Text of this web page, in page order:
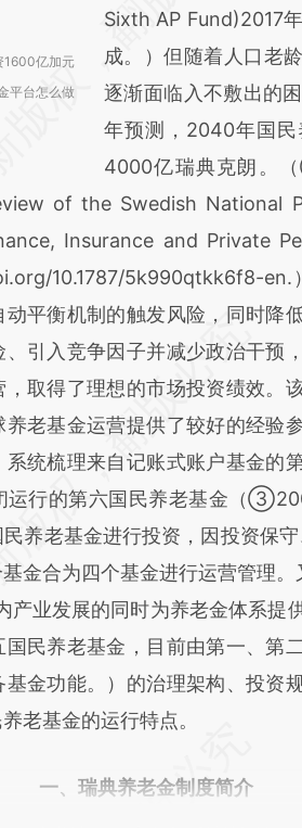
1600亿加元
平台怎么做
Sixth AP Fund)2017
成。）但随着人口老
逐渐面临入不敷出的
年预测，2040年国
4000亿瑞典克朗。
of the Swedish National
Insurance and Private
10.1787/5k990qtkk6f8-en.
平衡机制的触发风险，同时降
引入竞争因子并减少政治干预
取得了理想的市场投资绩效。
老基金运营提供了较好的经验
统梳理来自记账式账户基金的
运行的第六国民养老基金（
养老基金进行投资，因投资保
金合为四个基金进行运营管理
产业发展的同时为养老金体系提
民养老基金，目前由第一、第
金功能。）的治理架构、投资
老基金的运行特点。
一、瑞典养老金制度简介